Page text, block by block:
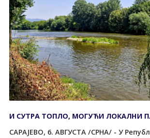
И СУТРА ТОПЛО, МОГУЋИ ЛОКАЛНИ
САРАЈЕВО, 6. АВГУСТА /СРНА/ - У